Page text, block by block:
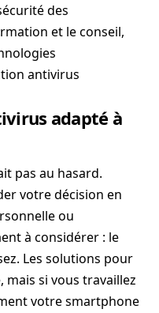
des
et le conseil,
antivirus
adapté à
pas au hasard.
votre décision en
ou
à considérer : le
Les solutions pour
si vous travaillez
votre smartphone